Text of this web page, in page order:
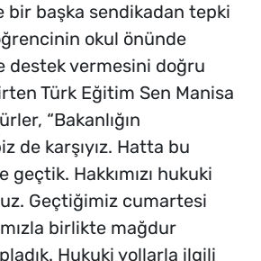
bir başka sendikadan tepki
okul önünde
destek vermesini doğru
Türk Eğitim Sen Manisa
“Bakanlığın
de karşıyız. Hatta bu
Hakkımızı hukuki
Geçtiğimiz cumartesi
birlikte mağdur
Hukuki yollarla ilgili